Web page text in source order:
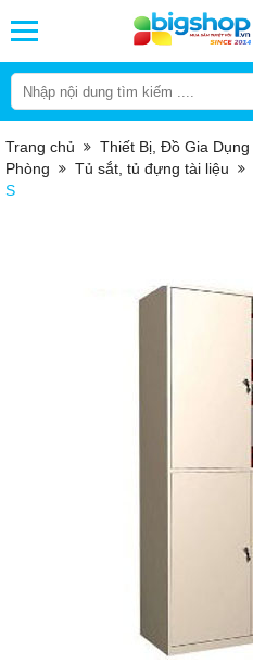
Trang chủ Thiết Bị, Đồ Gia Dụng
Phòng
Tủ sắt, tủ đựng tài liệu
S